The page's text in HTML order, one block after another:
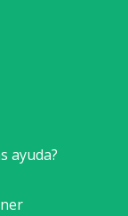
ayuda?